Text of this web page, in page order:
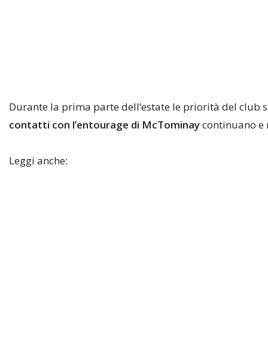
Durante la prima parte dell’estate le priorità del club
contatti con l’entourage di McTominaycontinuano
Leggi anche: